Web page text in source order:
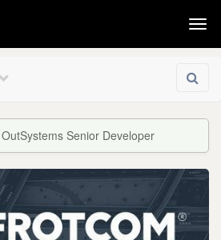
OutSystems Senior Developer